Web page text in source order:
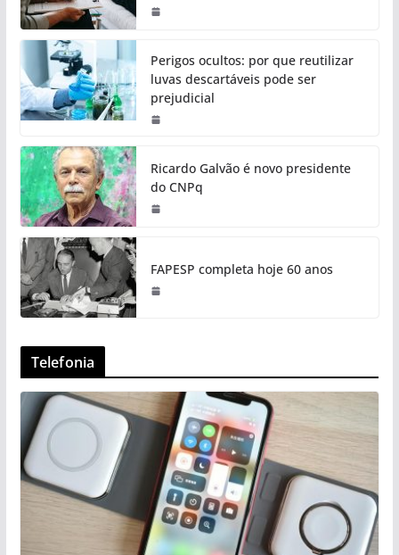
Perigos ocultos: por que reutilizar
luvas descartáveis pode ser
prejudicial
Ricardo Galvão é novo presidente
do CNPq
FAPESP completa hoje 60 anos
Telefonia